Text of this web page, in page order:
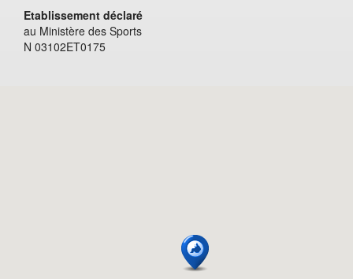
Etablissement déclaré
au Ministère des Sports
N 03102ET0175